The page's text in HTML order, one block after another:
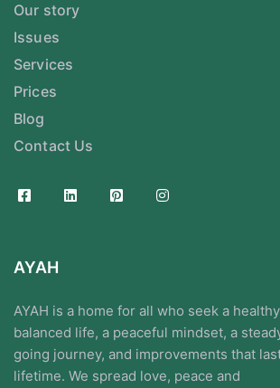
Our story
Issues
Services
Prices
Blog
Contact Us
AYAH
AYAH is a home for all who seek a healthy
balanced life, a peaceful mindset, a
going journey, and improvements that
lifetime. We spread love, peace and